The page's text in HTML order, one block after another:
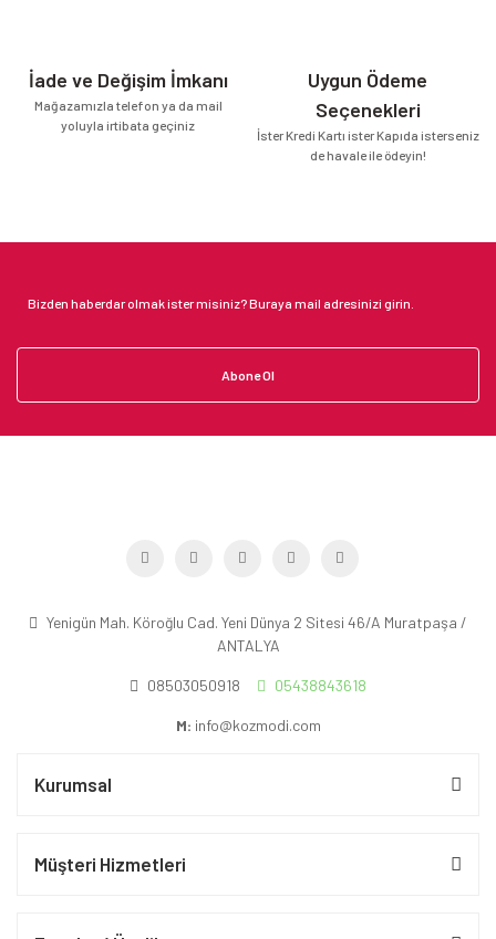
İade ve Değişim İmkanı
Mağazamızla telefon ya da mail
yoluyla irtibata geçiniz
Uygun Ödeme
Seçenekleri
İster Kredi Kartı ister Kapıda isterseniz
de havale ile ödeyin!
Abone Ol
Yenigün Mah. Köroğlu Cad. Yeni Dünya 2 Sitesi 46/A Muratpaşa /
ANTALYA
08503050918 05438843618
M: info@kozmodi.com
Kurumsal
Müşteri Hizmetleri